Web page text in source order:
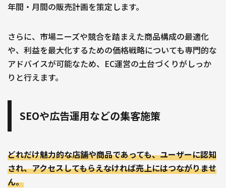
年間・月間の販売計画を策定します。
さらに、市場ニーズや競合を踏まえた商品構成の最適化
や、利益を最大化するための価格戦略についても専門的な
アドバイスが可能なため、EC運営の土台づくりがしっか
りと行えます。
SEOや広告運用などの集客施策
どれだけ魅力的な店舗や商品であっても、ユーザーに認知
され、アクセスしてもらえなければ売上にはつながりませ
ん。